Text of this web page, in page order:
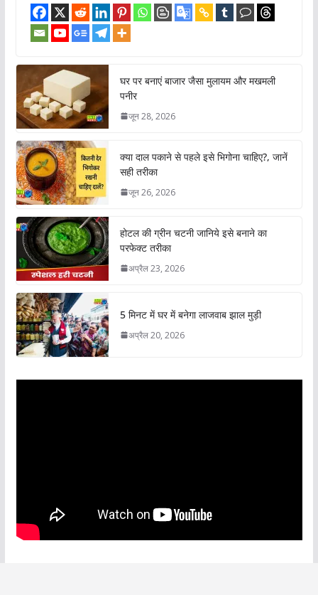
घर पर बनाएं बाजार जैसा मुलायम और मखमली
पनीर
जून 28, 2026
क्या दाल पकाने से पहले इसे भिगोना चाहिए?, जानें
सही तरीका
जून 26, 2026
होटल की ग्रीन चटनी जानिये इसे बनाने का
परफेक्ट तरीका
अप्रैल 23, 2026
5 मिनट में घर में बनेगा लाजवाब झाल मुड़ी
अप्रैल 20, 2026